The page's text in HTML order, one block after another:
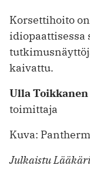
Korsettihoito
idiopaattisessa
kaivattu.
Ulla Toikkanen
toimittaja
Kuva:
Julkaistu